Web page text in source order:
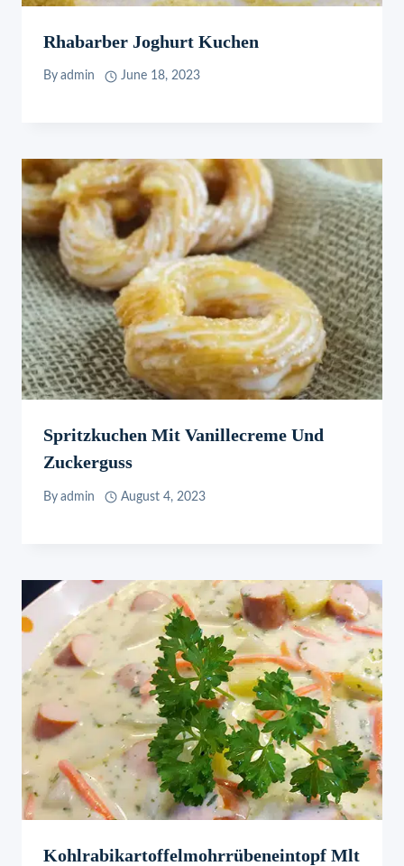
Rhabarber Joghurt Kuchen
By admin June 18, 2023
Spritzkuchen Mit Vanillecreme Und
Zuckerguss
By admin August 4, 2023
Kohlrabikartoffelmohrrübeneintopf Mlt